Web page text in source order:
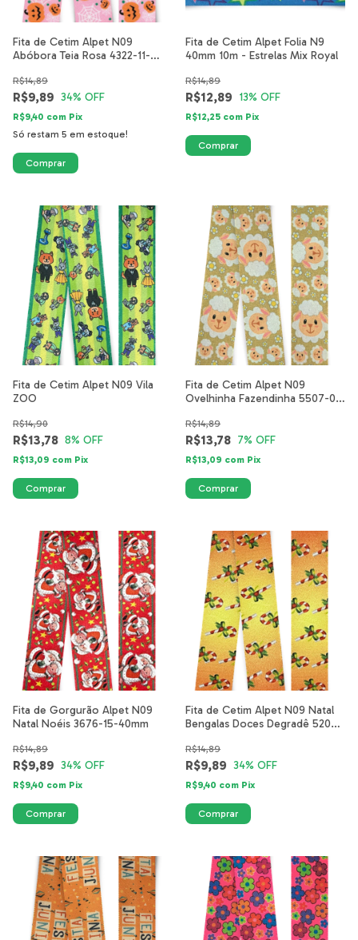
Fita de Cetim Alpet N09
Abóbora Teia Rosa 4322-11-
R$9,89
R$14,89
34% OFF
R$9,40 com Pix
Só restam 5 em estoque!
Fita de Cetim Alpet Folia N9
40mm 10m - Estrelas Mix Royal
R$12,89
R$14,89
13% OFF
R$12,25 com Pix
Fita de Cetim Alpet N09 Vila
ZOO
R$13,78
R$14,90
8% OFF
R$13,09 com Pix
Fita de Cetim Alpet N09
Ovelhinha Fazendinha 5507-01-
R$13,78
R$14,89
7% OFF
R$13,09 com Pix
Fita de Gorgurão Alpet N09
Natal Noéis 3676-15-40mm
R$9,89
R$14,89
34% OFF
R$9,40 com Pix
Fita de Cetim Alpet N09 Natal
Bengalas Doces Degradê 5208-
R$9,89
R$14,89
34% OFF
R$9,40 com Pix